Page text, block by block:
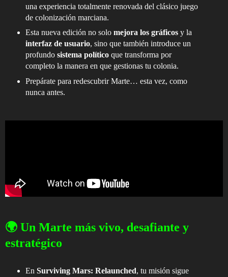
una experiencia totalmente renovada del clásico juego
de colonización marciana.
Esta nueva edición no solo mejora los gráficosy la
interfaz de usuario, sino que también introduce un
profundo sistema políticoque transforma por
completo la manera en que gestionas tu colonia.
Prepárate para redescubrir Marte… esta vez, como
nunca antes.
🌍 Un Marte más vivo, desafiante y
estratégico
En Surviving Mars: Relaunched, tu misión sigue